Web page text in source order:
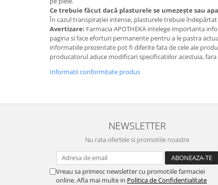
Ce trebuie făcut dacă plasturele se umezește sau
În cazul transpirației intense, plasturele trebuie
Avertizare: Farmacia APOTHEKA intelege importanta
pagina si face eforturi permanente pentru a le pastra
informatiile prezentate pot fi diferite fata de cele ale
producatorul aduce modificari specificatiilor acestuia,
Informatii conformitate produs
NEWSLETTER
Nu rata ofertele si promotiile noastre
Vreau sa primesc newsletter cu promotiile farmaciei
online. Afla mai multe in Politica de Confidentialitate